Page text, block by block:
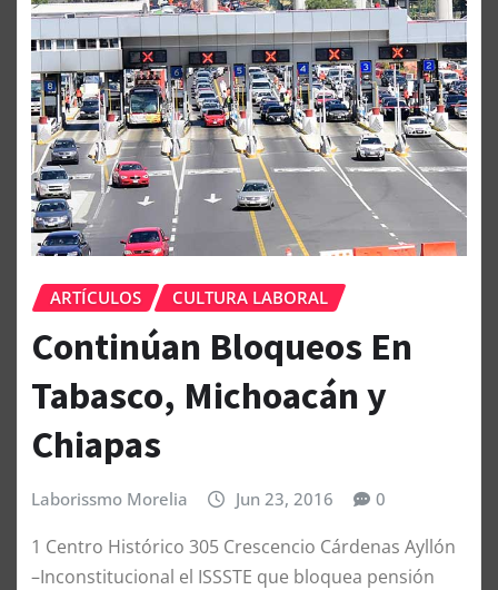
ARTÍCULOS CULTURA LABORAL
Continúan Bloqueos En
Tabasco, Michoacán y
Chiapas
Laborissmo Morelia Jun 23, 2016 0
1 Centro Histórico 305 Crescencio Cárdenas Ayllón
–Inconstitucional el ISSSTE que bloquea pensión